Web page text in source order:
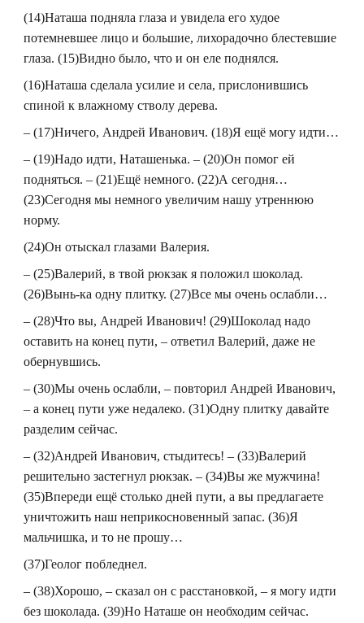
(14)Наташа подняла глаза и увидела его худое
потемневшее лицо и большие, лихорадочно блестевшие
глаза. (15)Видно было, что и он еле поднялся.
(16)Наташа сделала усилие и села, прислонившись
спиной к влажному стволу дерева.
– (17)Ничего, Андрей Иванович. (18)Я ещё могу идти…
– (19)Надо идти, Наташенька. – (20)Он помог ей
подняться. – (21)Ещё немного. (22)А сегодня…
(23)Сегодня мы немного увеличим нашу утреннюю
норму.
(24)Он отыскал глазами Валерия.
– (25)Валерий, в твой рюкзак я положил шоколад.
(26)Вынь-ка одну плитку. (27)Все мы очень ослабли…
– (28)Что вы, Андрей Иванович! (29)Шоколад надо
оставить на конец пути, – ответил Валерий, даже не
обернувшись.
– (30)Мы очень ослабли, – повторил Андрей Иванович,
– а конец пути уже недалеко. (31)Одну плитку давайте
разделим сейчас.
– (32)Андрей Иванович, стыдитесь! – (33)Валерий
решительно застегнул рюкзак. – (34)Вы же мужчина!
(35)Впереди ещё столько дней пути, а вы предлагаете
уничтожить наш неприкосновенный запас. (36)Я
мальчишка, и то не прошу…
(37)Геолог побледнел.
– (38)Хорошо, – сказал он с расстановкой, – я могу идти
без шоколада. (39)Но Наташе он необходим сейчас.